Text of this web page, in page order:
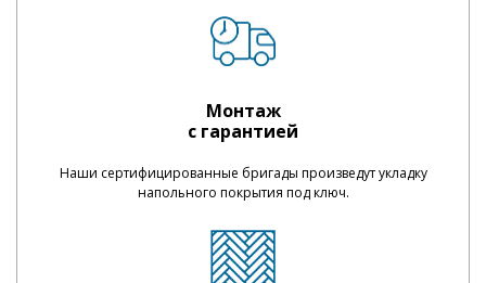
Монтаж
с гарантией
Наши сертифицированные бригады произведут укладку
напольного покрытия под ключ.